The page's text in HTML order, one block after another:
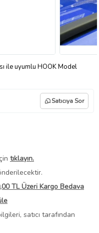
ile uyumlu HOOK Model
Satıcıya Sor
tıklayın.
TL Üzeri Kargo Bedava
satıcı tarafından